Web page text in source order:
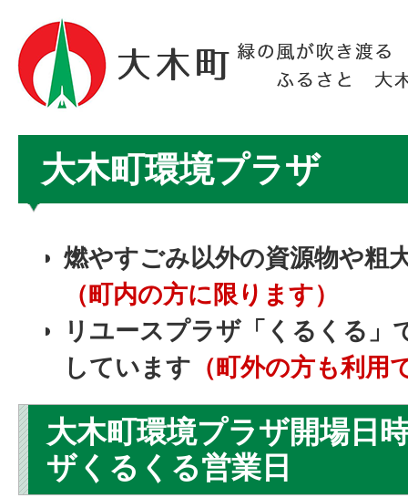
大木町環境プラザ
燃やすごみ以外の資源物や粗
（町内の方に限ります）
リユースプラザ「くるくる」
しています （町外の方も利用
大木町環境プラザ開場日
ザくるくる営業日